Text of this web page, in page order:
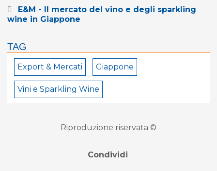
E&M - Il mercato del vino e degli sparkling
wine in Giappone
TAG
Export & Mercati Giappone
Vini e Sparkling Wine
Riproduzione riservata ©
Condividi